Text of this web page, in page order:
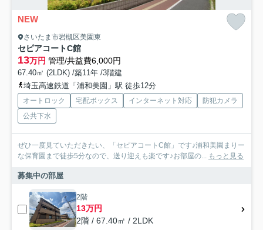
NEW
さいたま市岩槻区美園東
セピアコートC館
13万円 管理/共益費6,000円
67.40㎡ (2LDK) /築11年 /3階建
埼玉高速鉄道「浦和美園」駅 徒歩12分
オートロック 宅配ボックス インターネット対応
防犯カメラ
公共下水
ぜひ一度見ていただきたい、「セピアコートC館」です♪浦和美園まりー
な保育園まで徒歩5分なので、送り迎えも楽です♪お部屋の... もっと見る
募集中の部屋
2階
13万円
2階 / 67.40㎡ / 2LDK